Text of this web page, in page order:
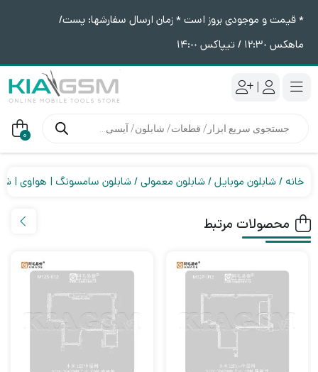
* قیمت و موجودی بروز است * زمان ارسال سفارشها: پست/
ماهکس ١٢:٣٠ / تیپاکس ١۴:٠٠
|
محصولات 0
خانه شابلون موبایل شابلون معمولی شابلون سامسونگ | هواوی |
محصولات مرتبط